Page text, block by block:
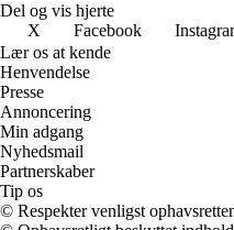
Del og vis hjerte
X
Facebook
Lær os at kende
Henvendelse
Presse
Annoncering
Min adgang
Nyhedsmail
Partnerskaber
Tip os
© Respekter venligst